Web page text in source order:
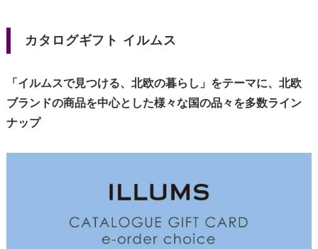
カタログギフト イルムス
「イルムスで見つける、北欧の暮らし」をテーマに、北欧
ブランドの商品を中心とした様々な国の品々を多数ライン
ナップ